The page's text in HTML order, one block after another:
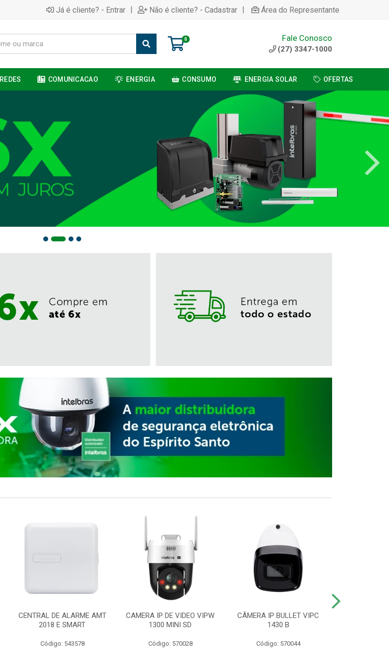
Já é cliente? - Entrar | Não é cliente? - Cadastrar | Área do Representante
0 Fale Conosco
(27) 3347-1000
REDES COMUNICACAO ENERGIA CONSUMO ENERGIA SOLAR OFERTAS
CENTRAL DE ALARME AMT
2018 E SMART
Código: 543578
CAMERA IP DE VIDEO VIPW
1300 MINI SD
Código: 570028
CÂMERA IP BULLET VIPC
1430 B
Código: 570044